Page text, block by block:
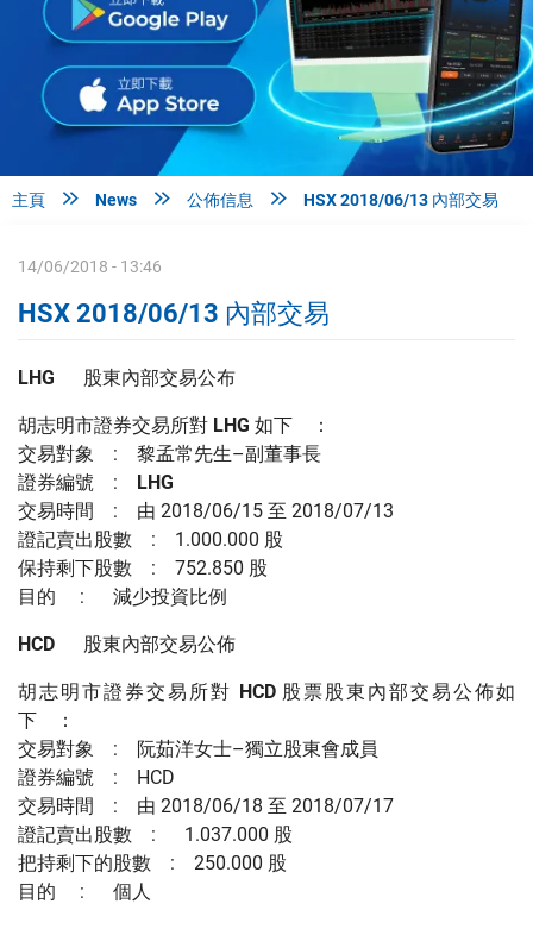
主頁  News  公佈信息  HSX 2018/06/13 內部交易
14/06/2018 - 13:46
HSX 2018/06/13 內部交易
LHG 股東內部交易公布
胡志明市證券交易所對 LHG 如下 ：
交易對象 : 黎孟常先生–副董事長
證券編號 :
LHG
交易時間 : 由 2018/06/15 至 2018/07/13
證記賣出股數 : 1.000.000 股
保持剩下股數 : 752.850 股
目的 : 減少投資比例
HCD 股東內部交易公佈
胡志明市證券交易所對 HCD股票股東內部交易公佈如
下 ：
交易對象 : 阮茹洋女士–獨立股東會成員
證券編號 : HCD
交易時間 : 由 2018/06/18 至 2018/07/17
證記賣出股數 : 1.037.000 股
把持剩下的股數 : 250.000 股
目的 : 個人